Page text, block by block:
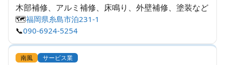
木部補修、アルミ補修、床鳴り、外壁補修、塗装など
🗺️福岡県糸島市泊231-1
📞090-6924-5254
南風 サービス業